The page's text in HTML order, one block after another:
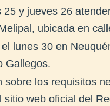
25 y jueves 26
ubicada en
lunes 30 en
Gallegos.
sobre los requisitos
web oficial del